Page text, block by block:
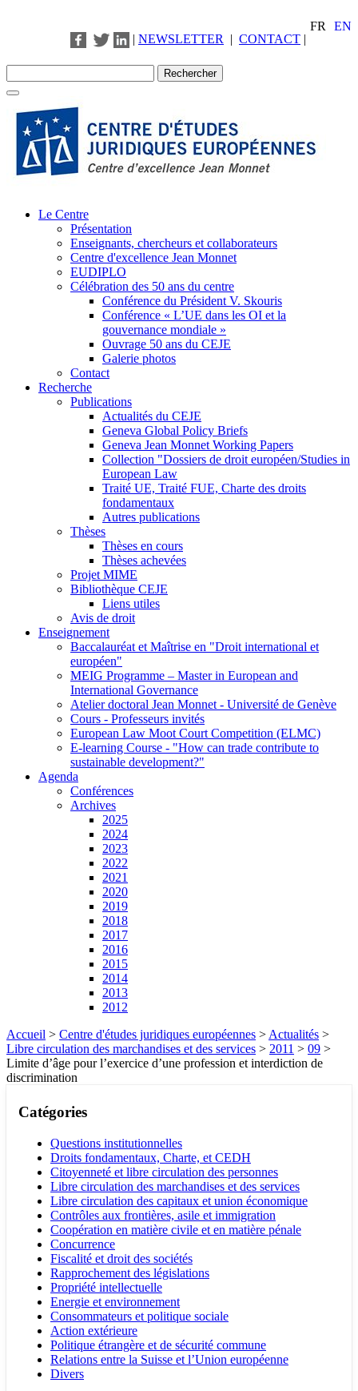
FR
EN
| NEWSLETTER | CONTACT |
Le Centre
Présentation
Enseignants, chercheurs et collaborateurs
Centre d'excellence Jean Monnet
EUDIPLO
Célébration des 50 ans du centre
Conférence du Président V. Skouris
Conférence « L’UE dans les OI et la
gouvernance mondiale »
Ouvrage 50 ans du CEJE
Galerie photos
Contact
Recherche
Publications
Actualités du CEJE
Geneva Global Policy Briefs
Geneva Jean Monnet Working Papers
Collection "Dossiers de droit européen/Studies in
European Law
Traité UE, Traité FUE, Charte des droits
fondamentaux
Autres publications
Thèses
Thèses en cours
Thèses achevées
Projet MIME
Bibliothèque CEJE
Liens utiles
Avis de droit
Enseignement
Baccalauréat et Maîtrise en "Droit international et
européen"
MEIG Programme – Master in European and
International Governance
Atelier doctoral Jean Monnet - Université de Genève
Cours - Professeurs invités
European Law Moot Court Competition (ELMC)
E-learning Course - "How can trade contribute to
sustainable development?"
Agenda
Conférences
Archives
2025
2024
2023
2022
2021
2020
2019
2018
2017
2016
2015
2014
2013
2012
Accueil > Centre d'études juridiques européennes > Actualités >
Libre circulation des marchandises et des services > 2011 > 09 >
Limite d’âge pour l’exercice d’une profession et interdiction de
discrimination
Catégories
Questions institutionnelles
Droits fondamentaux, Charte, et CEDH
Citoyenneté et libre circulation des personnes
Libre circulation des marchandises et des services
Libre circulation des capitaux et union économique
Contrôles aux frontières, asile et immigration
Coopération en matière civile et en matière pénale
Concurrence
Fiscalité et droit des sociétés
Rapprochement des législations
Propriété intellectuelle
Energie et environnement
Consommateurs et politique sociale
Action extérieure
Politique étrangère et de sécurité commune
Relations entre la Suisse et l’Union européenne
Divers